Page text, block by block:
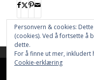
This site uses cookies.
Personvern & cookies:
(cookies). Ved å fortsette å
dette.
For å finne ut mer,
Cookie-erklæring